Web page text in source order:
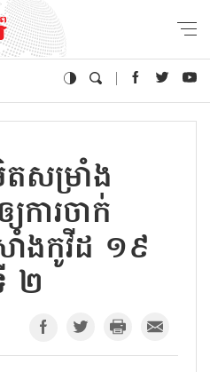
តសម្រាំង
ការចាក់
ងកូវីដ ១៩
២